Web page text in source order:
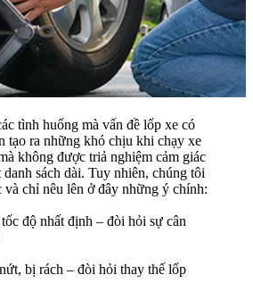
tình huống mà vấn đề lốp xe có
tạo ra những khó chịu khi chạy xe
không được triả nghiệm cảm giác
danh sách dài. Tuy nhiên, chúng tôi
và chỉ nêu lên ở đây những ý chính:
độ nhất định – đòi hỏi sự cân
bị rách – đòi hỏi thay thế lốp